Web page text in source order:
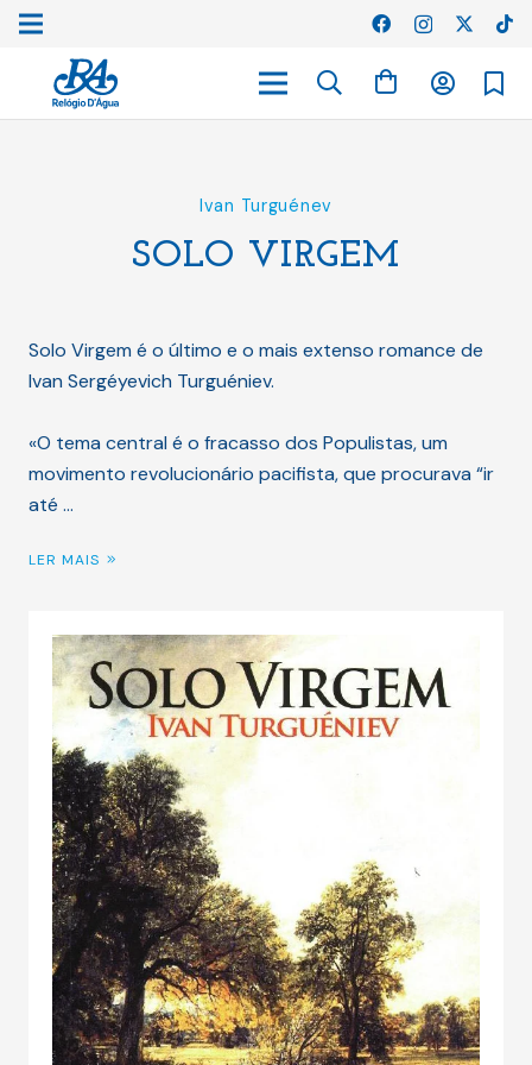
Ivan Turguénev
SOLO VIRGEM
Solo Virgem é o último e o mais extenso romance de
Ivan Sergéyevich Turguéniev.
«O tema central é o fracasso dos Populistas, um
movimento revolucionário pacifista, que procurava “ir
até …
LER MAIS